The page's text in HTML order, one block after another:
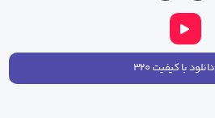
دانلود با کیفیت ۳۲۰